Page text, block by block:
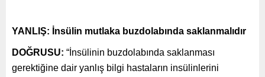
YANLIŞ: İnsülin mutlaka buzdolabında saklanmalıdır
DOĞRUSU: “İnsülinin buzdolabında saklanması
gerektiğine dair yanlış bilgi hastaların insülinlerini